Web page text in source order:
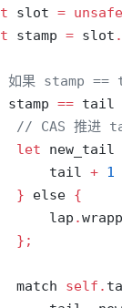
slot = unsafe
stamp = slot .
果 stamp ==
stamp == tail
// CAS 推进
let
tail
+ 1
}
else {
lap
.
};
match self .